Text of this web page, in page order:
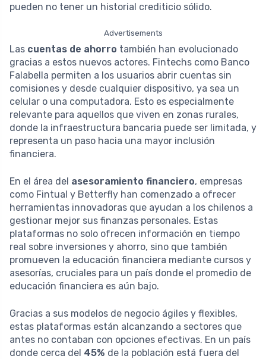
pueden no tener un historial crediticio sólido.
Advertisements
Las cuentas de ahorro también han evolucionado
gracias a estos nuevos actores. Fintechs como Banco
Falabella permiten a los usuarios abrir cuentas sin
comisiones y desde cualquier dispositivo, ya sea un
celular o una computadora. Esto es especialmente
relevante para aquellos que viven en zonas rurales,
donde la infraestructura bancaria puede ser limitada, y
representa un paso hacia una mayor inclusión
financiera.
En el área del asesoramiento financiero, empresas
como Fintual y Betterfly han comenzado a ofrecer
herramientas innovadoras que ayudan a los chilenos a
gestionar mejor sus finanzas personales. Estas
plataformas no solo ofrecen información en tiempo
real sobre inversiones y ahorro, sino que también
promueven la educación financiera mediante cursos y
asesorías, cruciales para un país donde el promedio de
educación financiera es aún bajo.
Gracias a sus modelos de negocio ágiles y flexibles,
estas plataformas están alcanzando a sectores que
antes no contaban con opciones efectivas. En un país
donde cerca del 45% de la población está fuera del